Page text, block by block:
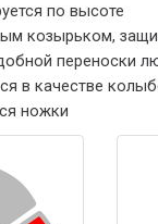
по высоте
козырьком,
переноски
в качестве
ножки